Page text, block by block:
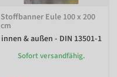
Stoffbanner Eule 100 x 200
cm
innen & außen - DIN 13501-1
Sofort versandfähig.